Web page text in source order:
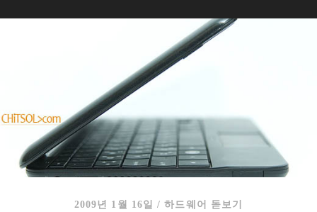
2009년 1월 16일 /하드웨어 돋보기